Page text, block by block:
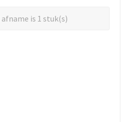
is 1 stuk(s)